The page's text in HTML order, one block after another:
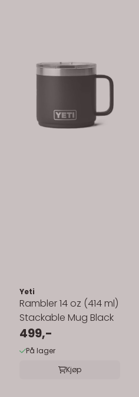
Yeti
Rambler 14 oz (414 ml)
Stackable Mug Black
499,-
På lager
Kjøp